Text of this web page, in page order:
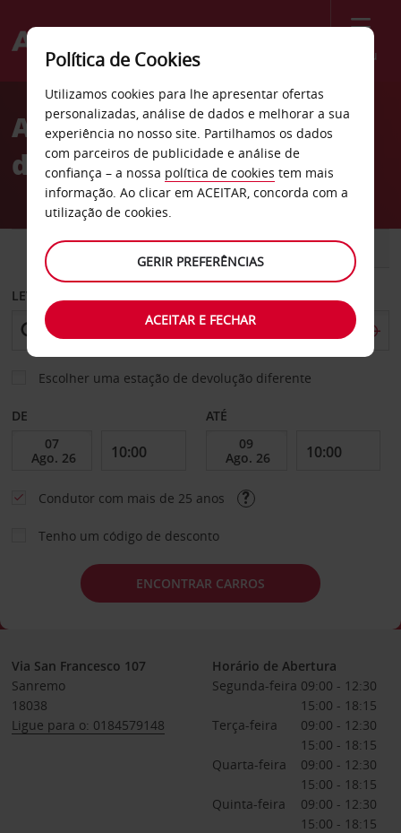
Menu
Welcome
AvisAluguer de carros cidade
de Sanremo
CARRO COMERCIAIS
LEVANTAR EM
Escolher uma estação de devolução diferente
DE ATÉ
Condutor com mais de 25 anos
Tenho um código de desconto
ENCONTRAR CARROS
Via San Francesco 107
Sanremo
18038
Ligue para o: 0184579148
Horário de Abertura
Segunda-feira 09:00 - 12:30
15:00 - 18:15
Terça-feira
09:00 - 12:30
15:00 - 18:15
Quarta-feira
09:00 - 12:30
15:00 - 18:15
Quinta-feira
09:00 - 12:30
15:00 - 18:15
Política de Cookies
Utilizamos cookies para lhe apresentar ofertas
personalizadas, análise de dados e melhorar a sua
experiência no nosso site. Partilhamos os dados
com parceiros de publicidade e análise de
confiança – a nossa política de cookies tem mais
informação. Ao clicar em ACEITAR, concorda com a
utilização de cookies.
GERIR PREFERÊNCIAS
ACEITAR E FECHAR